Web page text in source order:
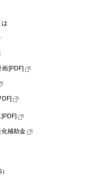
画[PDF]
補助金